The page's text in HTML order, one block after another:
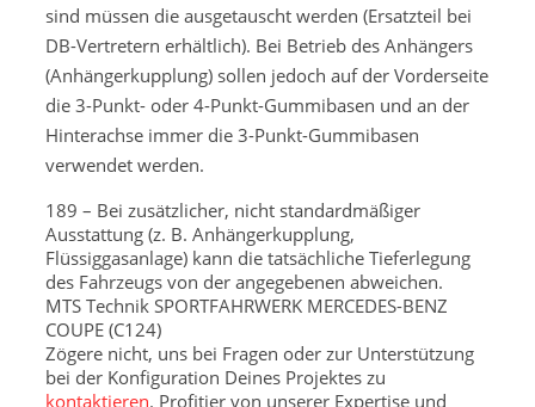
sind müssen die ausgetauscht werden (Ersatzteil bei
DB-Vertretern erhältlich). Bei Betrieb des Anhängers
(Anhängerkupplung) sollen jedoch auf der Vorderseite
die 3-Punkt- oder 4-Punkt-Gummibasen und an der
Hinterachse immer die 3-Punkt-Gummibasen
verwendet werden.
189 – Bei zusätzlicher, nicht standardmäßiger
Ausstattung (z. B. Anhängerkupplung,
Flüssiggasanlage) kann die tatsächliche Tieferlegung
des Fahrzeugs von der angegebenen abweichen.
MTS Technik SPORTFAHRWERK MERCEDES-BENZ
COUPE (C124)
Zögere nicht, uns bei Fragen oder zur Unterstützung
bei der Konfiguration Deines Projektes zu
kontaktieren. Profitier von unserer Expertise und